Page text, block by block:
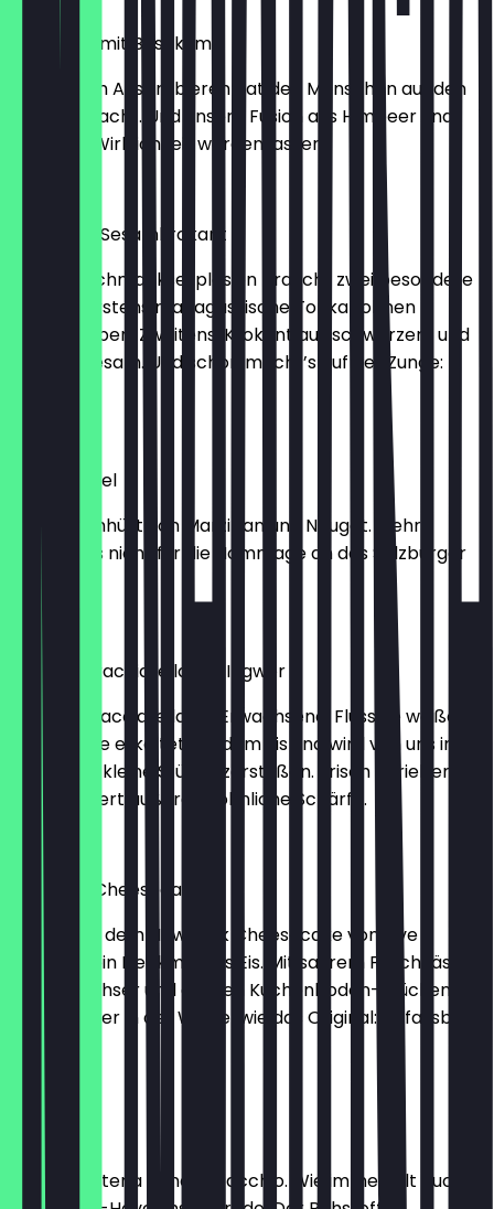
Himbeere mit Basilikum
Die Lust am Ausprobieren hat den Menschen auf den
Mars gebracht. Und unsere Fusion aus Himbeer und
Basilikum Wirklichkeit werden lassen.
Tonka mit Sesamkrokant
Diese Geschmacksexplosion braucht zwei besondere
Zutaten. Erstens madagassische Tonkabohnen –
handgerieben. Zweitens: Krokant aus schwarzem und
weißem Sesam. Und schon macht’s auf der Zunge:
Mozartkugel
Pistazie umhüllt von Marzipan und Nougat. Mehr
braucht es nicht für die Hommage an das Salzburger
Weißes Stracciatella mit Ingwer
Unsere Stracciatella für Erwachsene. Flüssige weiße
Schokolade erkaltet auf dem Eis und wird von uns in
große und kleine Stücke zerstoßen. Frisch geriebener
Ingwer liefert außergewöhnliche Schärfe.
New York Cheesecake
Wir setzen dem New York Cheesecake von Five
Elephant ein Denkmal aus Eis. Mit saurem Frischkäse
von Andechser und groben Kuchenboden-Stücken
schmeckt er in der Waffel wie das Original: Unfassbar
Keine Gelateria ohne Pistacchio. Wie immer gilt auch